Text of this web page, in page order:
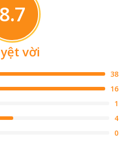
8.7
vời
38
16
1
4
0